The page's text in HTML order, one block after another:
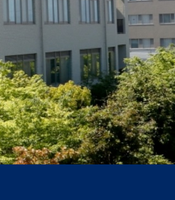
過去問題集
進学関連、塾・予備校
高等学校卒業程度認定試験